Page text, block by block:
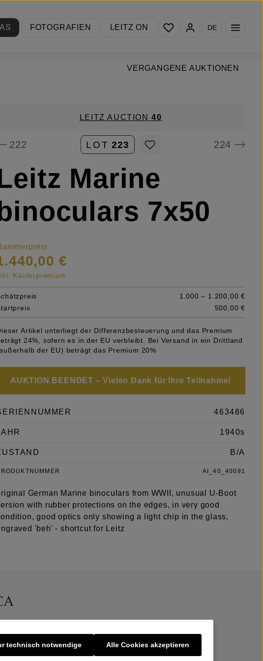
FOTOGRAFIEN LEITZ ON
Du hast 0 Produkte auf
DE
VERGANGENE AUKTIONEN
LEITZ AUCTION40
222 LOT 223 224
Marine
7x50
€
Käuferpremium
1.000 – 1.200,00 €
500,00 €
Artikel unterliegt der Differenzbesteuerung und das Premium
24%, sofern es in der EU verbleibt. Bei Versand in ein Drittland
der EU) beträgt das Premium 20%
AUKTION BEENDET – Vielen Dank für Ihre Teilnahme!
463486
1940s
B/A
AI_40_40091
German Marine binoculars from WWII, unusual U-Boot
with rubber protections on the edges, in very good
good optics only showing a light chip in the glass,
'beh' - shortcut for Leitz
Über uns
technisch notwendige Alle Cookies akzeptieren